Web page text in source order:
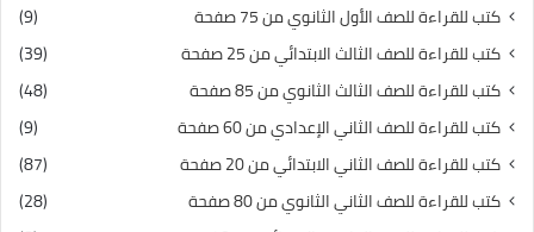
كتب للقراءة للصف الأول الثانوي من 75 صفحة
(9)
كتب للقراءة للصف الثالث الابتدائي من 25 صفحة
(39)
كتب للقراءة للصف الثالث الثانوي من 85 صفحة
(48)
كتب للقراءة للصف الثاني الإعدادي من 60 صفحة
(9)
كتب للقراءة للصف الثاني الابتدائي من 20 صفحة
(87)
كتب للقراءة للصف الثاني الثانوي من 80 صفحة
(28)